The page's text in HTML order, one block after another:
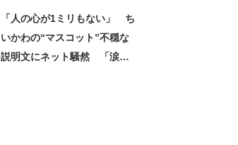
「人の心が1ミリもない」 ち
いかわの“マスコット”不穏な
説明文にネット騒然 「涙し